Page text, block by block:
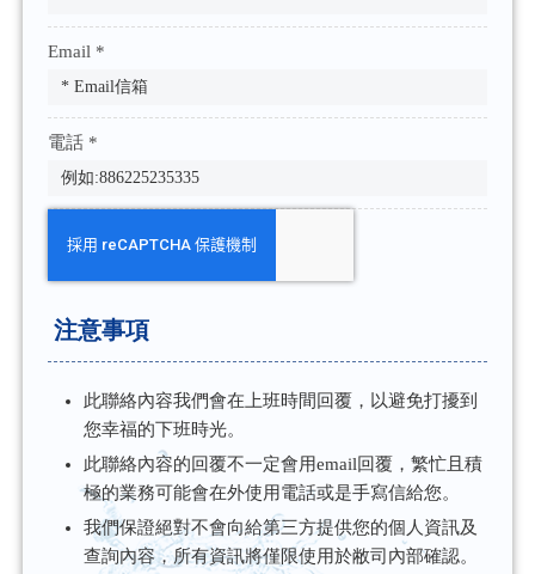
Email *
電話 *
注意事項
此聯絡內容我們會在上班時間回覆，以避免打擾到
您幸福的下班時光。
此聯絡內容的回覆不一定會用email回覆，繁忙且積
極的業務可能會在外使用電話或是手寫信給您。
我們保證絕對不會向給第三方提供您的個人資訊及
查詢內容，所有資訊將僅限使用於敝司內部確認。